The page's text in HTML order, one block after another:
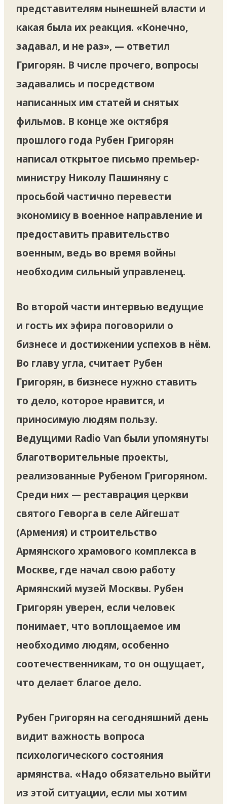
представителям нынешней власти и
какая была их реакция. «Конечно,
задавал, и не раз», — ответил
Григорян. В числе прочего, вопросы
задавались и посредством
написанных им статей и снятых
фильмов. В конце же октября
прошлого года Рубен Григорян
написал открытое письмо премьер-
министру Николу Пашиняну с
просьбой частично перевести
экономику в военное направление и
предоставить правительство
военным, ведь во время войны
необходим сильный управленец.
Во второй части интервью ведущие
и гость их эфира поговорили о
бизнесе и достижении успехов в нём.
Во главу угла, считает Рубен
Григорян, в бизнесе нужно ставить
то дело, которое нравится, и
приносимую людям пользу.
Ведущими Radio Van были упомянуты
благотворительные проекты,
реализованные Рубеном Григоряном.
Среди них — реставрация церкви
святого Геворга в селе Айгешат
(Армения) и строительство
Армянского храмового комплекса в
Москве, где начал свою работу
Армянский музей Москвы. Рубен
Григорян уверен, если человек
понимает, что воплощаемое им
необходимо людям, особенно
соотечественникам, то он ощущает,
что делает благое дело.
Рубен Григорян на сегодняшний день
видит важность вопроса
психологического состояния
армянства. «Надо обязательно выйти
из этой ситуации, если мы хотим